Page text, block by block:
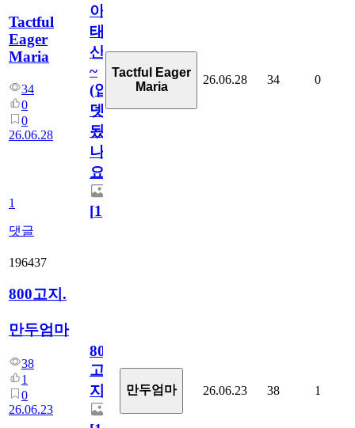
Tactful
Eager
Maria
34
0
0
26.06.28
1
댓글
아
태
산
~
(업
뎃
됬
나
요)
[1]
Tactful Eager
Maria
26.06.28 34 0
196437
800고지.
만두엄마
38
1
0
26.06.23
800
고
지.
만두엄마 26.06.23 38 1